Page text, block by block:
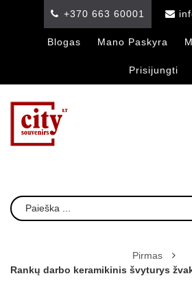
+370 663 60001
Blogas Mano Paskyra
Prisijungti
Pirmas
Rankų darbo keramikinis švyturys